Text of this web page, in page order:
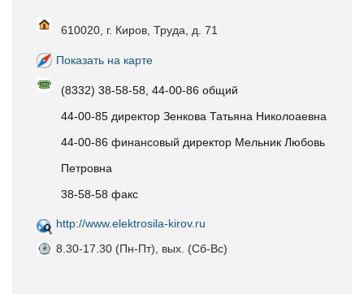
610020, г. Киров, Труда, д. 71
Показать на карте
(8332) 38-58-58, 44-00-86 общий
44-00-85 директор Зенкова Татьяна Николоаевна
44-00-86 финансовый директор Мельник Любовь
Петровна
38-58-58 факс
http://www.elektrosila-kirov.ru
8.30-17.30 (Пн-Пт), вых. (Сб-Вс)